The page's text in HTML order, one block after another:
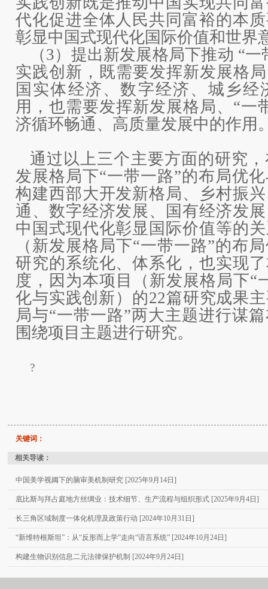
代化促进全体人民共同富裕的本
彰显中国式现代化国际价值和世界
（3）提出新发展格局下推动 “
实践创新，既需要发挥新发展格
国实体经济、数字经济、城乡经
用，也需要发挥新发展格局、“一
济循环畅通、高质量发展中的作用
通过以上三个主要方面的研究
发展格局下“一带一路”的布局优
构建西部大开发新格局、乡村振
通、数字经济发展、国有经济发
中国式现代化彰显国际价值等的
（新发展格局下“一带一路”的布
研究的系统化、体系化，也实现
度，因为本项目（新发展格局下“
化与实践创新）的22篇研究成果
局与“一带一路”两大主题进行谋
围绕项目主题进行研究。
?
关键词：
相关导读：
中国美学视阈下的脑审美机制研究 [2025年9月14日]
底比斯与拜占庭地方丝绸业：技术细节、生产流程与组织形式 [2025年9月4日]
长三角区域制度一体化机理及政策行动 [2024年10月31日]
“新维特根斯坦”：从“反形而上学”走向“语言系统” [2024年10月24日]
构建生物识别信息二元法律保护机制 [2024年9月24日]